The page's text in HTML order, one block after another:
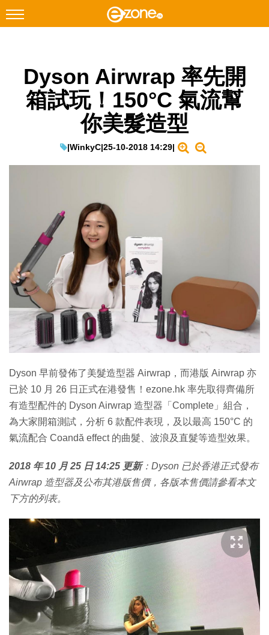
Facebook Instagram
科技焦點
教學評測
生成式AI與雲端應用
Enterprise Digital Transformation
特集
Dyson Airwrap 率先開
箱試玩！150°C 氣流幫
你美髮造型
|WinkyC|25-10-2018 14:29|
Dyson 早前發佈了美髮造型器 Airwrap，而港版 Airwrap 亦
已於 10 月 26 日正式在港發售！ezone.hk 率先取得齊備所
有造型配件的 Dyson Airwrap 造型器「Complete」組合，
為大家開箱測試，分析 6 款配件表現，及以最高 150°C 的
氣流配合 Coandă effect 的曲髮、波浪及直髮等造型效果。
2018 年 10 月 25 日 14:25 更新：Dyson 已於香港正式發布
Airwrap 造型器及公布其港版售價，各版本售價請參看本文
下方的列表。